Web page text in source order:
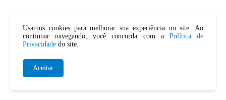
Usamos cookies para melhorar sua experiência no site. Ao
continuar navegando, você concorda com a Política de
Privacidade do site.
Aceitar